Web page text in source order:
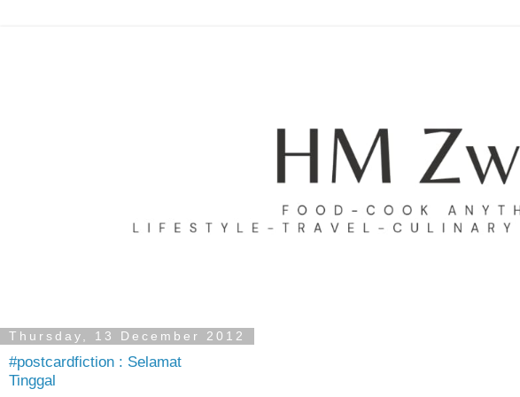
Thursday, 13 December 2012
#postcardfiction : Selamat
Tinggal